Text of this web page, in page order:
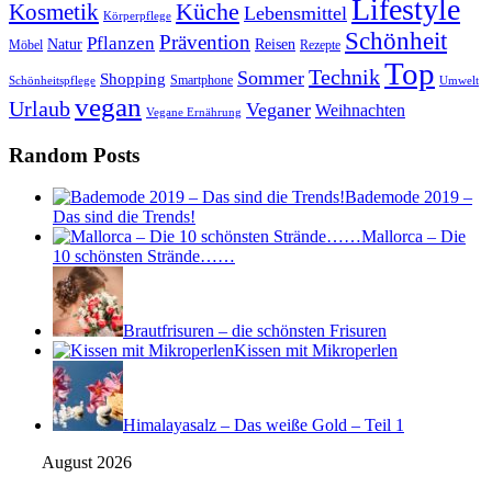
Kosmetik Körperpflege Küche Lebensmittel Lifestyle
Möbel Natur Pflanzen Prävention Reisen Rezepte Schönheit
Schönheitspflege Shopping Smartphone Sommer TechnikTop Umwelt
Urlaubvegan Vegane Ernährung Veganer Weihnachten
Random Posts
Bademode 2019 –
Das sind die Trends!
Mallorca – Die
10 schönsten Strände……
Brautfrisuren – die schönsten Frisuren
Kissen mit Mikroperlen
Himalayasalz – Das weiße Gold – Teil 1
August 2026